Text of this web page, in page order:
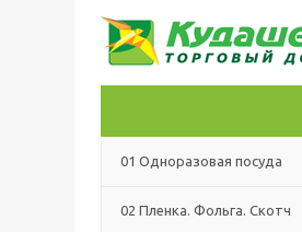
01 Одноразовая посуда
02 Пленка. Фольга. Скотч